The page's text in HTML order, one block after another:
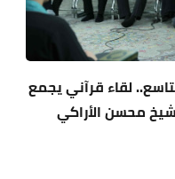
لقاء قرآني يجمع
محسن الأراكي